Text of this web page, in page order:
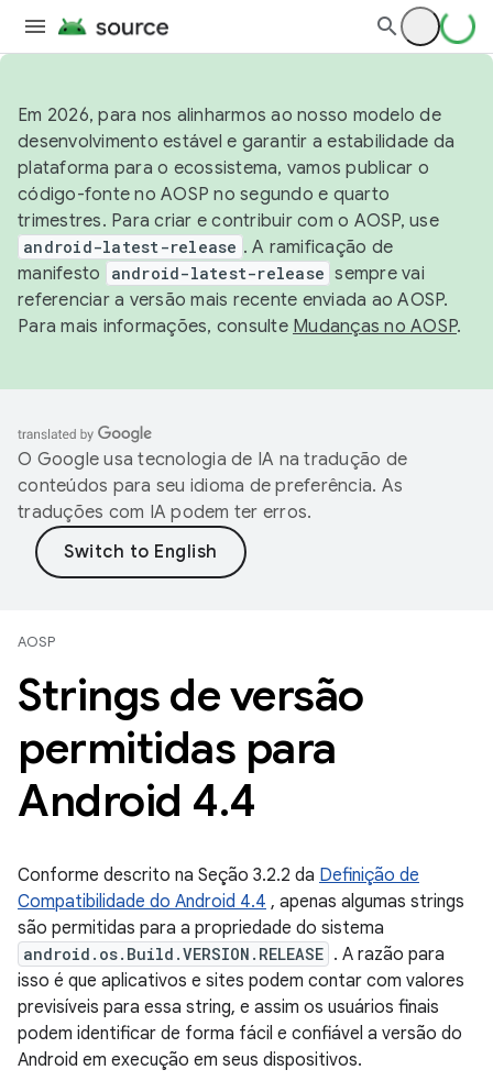
Em 2026, para nos alinharmos ao nosso modelo de
desenvolvimento estável e garantir a estabilidade da
plataforma para o ecossistema, vamos publicar o
código-fonte no AOSP no segundo e quarto
trimestres. Para criar e contribuir com o AOSP, use
android-latest-release . A ramificação de
manifesto
android-latest-release sempre vai
referenciar a versão mais recente enviada ao AOSP.
Para mais informações, consulte Mudanças no AOSP.
O Google usa tecnologia de IA na tradução de
conteúdos para seu idioma de preferência. As
traduções com IA podem ter erros.
AOSP
Strings de versão
permitidas para
Android 4.4
Conforme descrito na Seção 3.2.2 da Definição de
Compatibilidade do Android 4.4 , apenas algumas strings
são permitidas para a propriedade do sistema
android.os.Build.VERSION.RELEASE . A razão para
isso é que aplicativos e sites podem contar com valores
previsíveis para essa string, e assim os usuários finais
podem identificar de forma fácil e confiável a versão do
Android em execução em seus dispositivos.